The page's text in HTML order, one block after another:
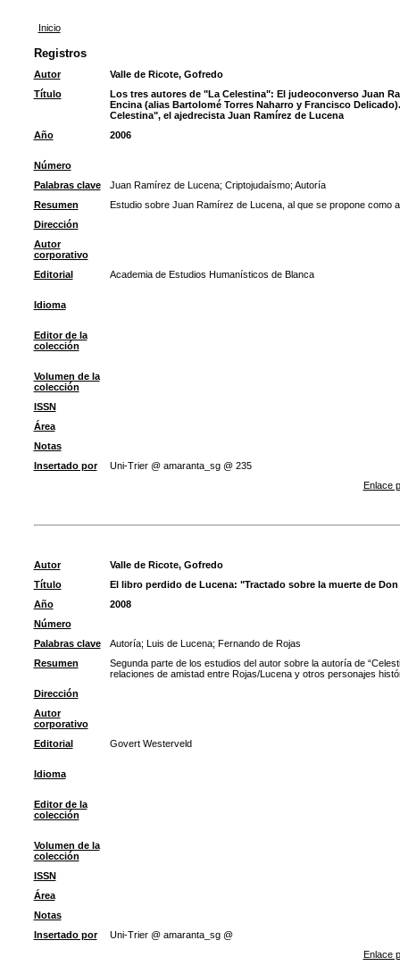
Inicio
Registros
Autor
Valle de Ricote, Gofredo
Título
Los tres autores de "La Celestina": El judeoconverso Juan
Encina (alias Bartolomé Torres Naharro y Francisco
Celestina", el ajedrecista Juan Ramírez de Lucena
Año
2006
Número
Palabras clave
Juan Ramírez de Lucena; Criptojudaísmo; Autoría
Resumen
Estudio sobre Juan Ramírez de Lucena, al que se propone como
Dirección
Autor
corporativo
Editorial
Academia de Estudios Humanísticos de Blanca
Idioma
Editor de la
colección
Volumen de la
colección
ISSN
Área
Notas
Insertado por
Uni-Trier @ amaranta_sg @ 235
Enlace
Autor
Valle de Ricote, Gofredo
Título
El libro perdido de Lucena: "Tractado sobre la muerte de
Año
2008
Número
Palabras clave
Autoría; Luis de Lucena; Fernando de Rojas
Resumen
Segunda parte de los estudios del autor sobre la autoría de
relaciones de amistad entre Rojas/Lucena y otros personajes
Dirección
Autor
corporativo
Editorial
Govert Westerveld
Idioma
Editor de la
colección
Volumen de la
colección
ISSN
Área
Notas
Insertado por
Uni-Trier @ amaranta_sg @
Enlace